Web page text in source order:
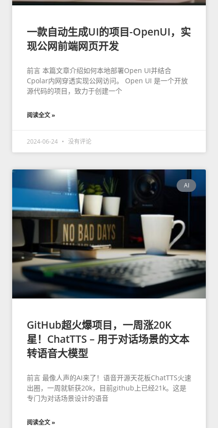
一款自动生成UI的项目-OpenUI，实
现公网前端网页开发
前言 本篇文章介绍如何本地部署Open UI并结合
Cpolar内网穿透实现公网访问。 Open UI 是一个开放
源代码的项目，致力于创建一个
阅读全文 »
2024-06-24 没有评论
AI
GitHub超火爆项目，一周涨20K
星！ChatTTS – 用于对话场景的文本
转语音大模型
前言 最像人声的AI来了！语音开源天花板ChatTTS火速
出圈，一周就斩获20k，目前github上已经21k。这是
专门为对话场景设计的语音
阅读全文 »